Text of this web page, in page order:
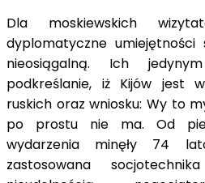
Dla moskiewskich
dyplomatyczne
nieosiągalną. Ich
podkreślanie, iż Kijów jest
ruskich oraz wniosku: Wy to
po prostu nie ma. Od
wydarzenia minęły 74
zastosowana